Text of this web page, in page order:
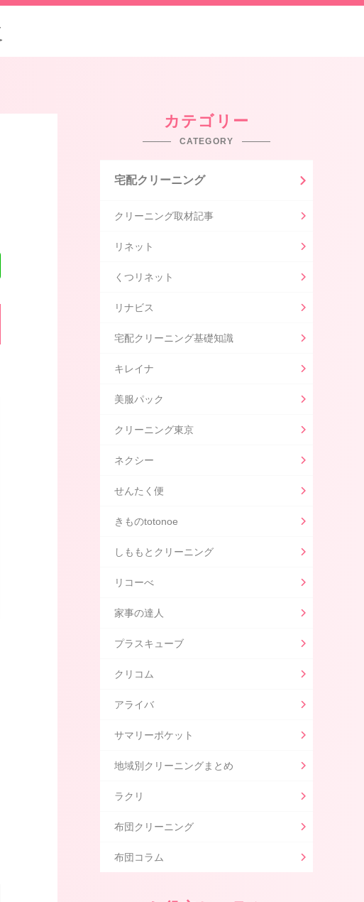
カテゴリー
CATEGORY
宅配クリーニング
クリーニング取材記事
リネット
くつリネット
リナビス
宅配クリーニング基礎知識
キレイナ
美服パック
クリーニング東京
ネクシー
せんたく便
きものtotonoe
しももとクリーニング
リコーべ
家事の達人
プラスキューブ
クリコム
アライバ
サマリーポケット
地域別クリーニングまとめ
ラクリ
布団クリーニング
布団コラム